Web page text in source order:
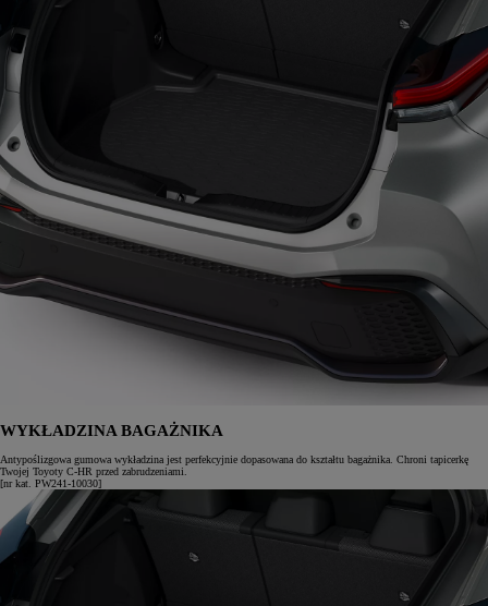
WYKŁADZINA BAGAŻNIKA
Antypoślizgowa gumowa wykładzina jest perfekcyjnie dopasowana do kształtu bagażnika. Chroni tapicerkę
Twojej Toyoty C-HR przed zabrudzeniami.
[nr kat. PW241-10030]